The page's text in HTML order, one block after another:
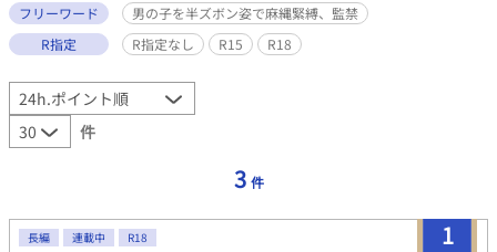
フリーワード
男の子を半ズボン姿で麻縄緊縛、監禁
R指定
R指定なし R15 R18
件
3 件
1
長編 連載中 R18